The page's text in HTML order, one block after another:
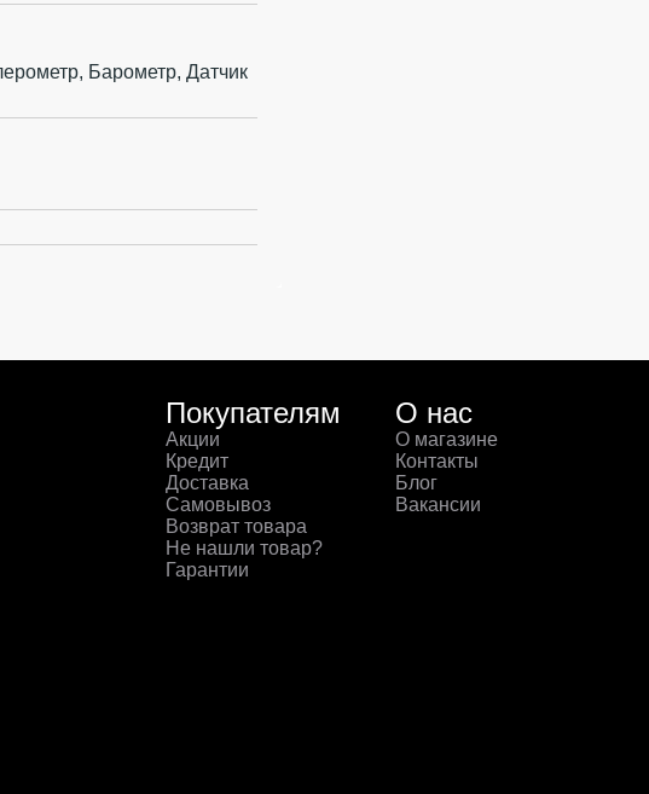
Барометр, Датчик
Покупателям
Акции
Кредит
Доставка
Самовывоз
Возврат товара
Не нашли товар?
Гарантии
О нас
О магазине
Контакты
Блог
Вакансии